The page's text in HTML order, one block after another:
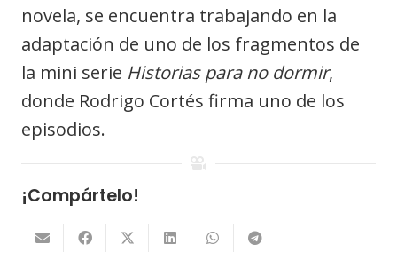
novela, se encuentra trabajando en la
adaptación de uno de los fragmentos de
la mini serie Historias para no dormir,
donde Rodrigo Cortés firma uno de los
episodios.
¡Compártelo!